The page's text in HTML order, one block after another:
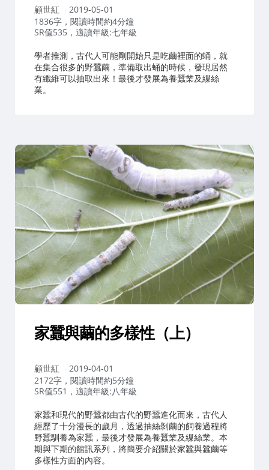
作
者：
顧世紅
2019-05-01
1836字，閱讀時間約4分鐘
SR值535，適讀年級:七年級
學者推測，古代人可能剛開始只是吃繭裡面的蛹，就
在集合很多的野蠶繭，準備取出蛹的時候，發現居然
有纖維可以抽取出來！最後才發展為養蠶業及繅絲
業。
家蠶與繭的多樣性（上）
作
者：
顧世紅
2019-04-01
2172字，閱讀時間約5分鐘
SR值551，適讀年級:八年級
家蠶和現代的野蠶都由古代的野蠶進化而來，古代人
經歷了十分漫長的歲月，透過抽絲剝繭的飼養過程將
野蠶馴養為家蠶，最後才發展為養蠶業及繅絲業。本
期與下期的館訊系列，將簡要介紹關於家蠶與蠶繭等
多樣性方面的內容。